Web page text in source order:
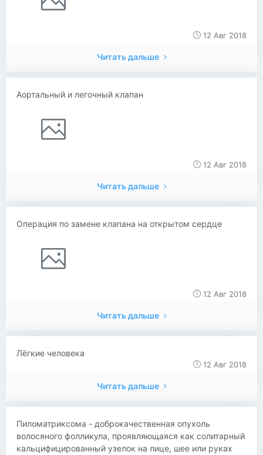
12 Авг 2018
Читать дальше
Аортальный и легочный клапан
12 Авг 2018
Читать дальше
Операция по замене клапана на открытом сердце
12 Авг 2018
Читать дальше
Лёгкие человека
12 Авг 2018
Читать дальше
Пиломатриксома - доброкачественная опухоль
волосяного фолликула, проявляющаяся как солитарный
кальцифицированный узелок на лице, шее или руках